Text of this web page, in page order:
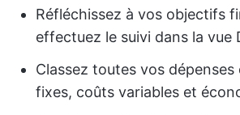
Réfléchissez à vos objectifs
effectuez le suivi dans la vue
Classez toutes vos dépenses
fixes, coûts variables et